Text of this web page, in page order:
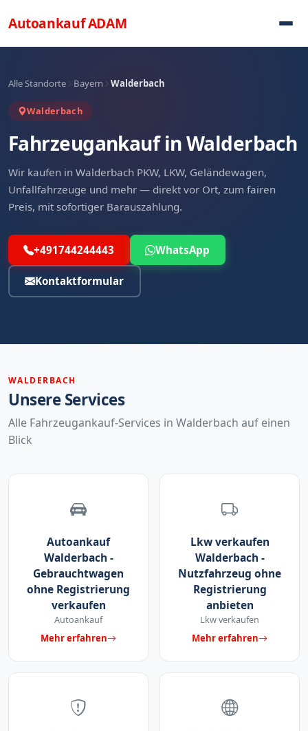
AutoankaufADAM
Alle Standorte Bayern Walderbach
Walderbach
Fahrzeugankauf in Walderbach
Wir kaufen in Walderbach PKW, LKW, Geländewagen,
Unfallfahrzeuge und mehr — direkt vor Ort, zum fairen
Preis, mit sofortiger Barauszahlung.
+491744244443 WhatsApp
Kontaktformular
WALDERBACH
Unsere Services
Alle Fahrzeugankauf-Services in Walderbach auf einen
Blick
Autoankauf
Walderbach -
Gebrauchtwagen
ohne Registrierung
verkaufen
Autoankauf
Mehr erfahren
Lkw verkaufen
Walderbach -
Nutzfahrzeug ohne
Registrierung
anbieten
Lkw verkaufen
Mehr erfahren